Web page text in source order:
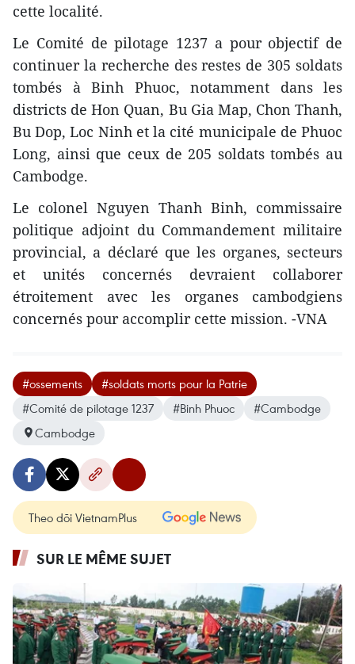
cette localité.
Le Comité de pilotage 1237 a pour objectif de
continuer la recherche des restes de 305 soldats
tombés à Binh Phuoc, notamment dans les
districts de Hon Quan, Bu Gia Map, Chon Thanh,
Bu Dop, Loc Ninh et la cité municipale de Phuoc
Long, ainsi que ​ceux de 205 soldats tombés au
Cambodge.
Le colonel Nguyen Thanh Binh, commissaire
politique adjoint du Commandement militaire
provincial, a déclaré que les organes, secteurs
et unités concernés devraient collaborer
étroitement avec les organes ​cambodg​iens
concernés pour accomplir ​cette mission. -VNA
#ossements
#soldats morts pour la Patrie
#Comité de pilotage 1237
#Binh Phuoc
#Cambodge
Cambodge
Theo dõi VietnamPlus
SUR LE MÊME SUJET